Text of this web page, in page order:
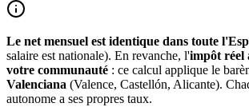
Le net mensuel est identique dans toute
salaire est nationale). En revanche, l'impôt réel
votre communauté : ce calcul applique le
Valenciana (Valence, Castellón, Alicante).
autonome a ses propres taux.